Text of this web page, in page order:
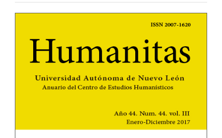
Barra
lateral
del
artículo